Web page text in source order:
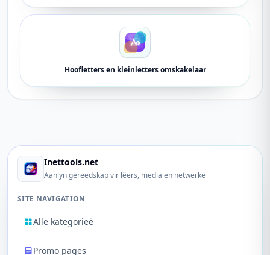
Hoofletters en kleinletters omskakelaar
Inettools.net
Aanlyn gereedskap vir lêers, media en netwerke
SITE NAVIGATION
Alle kategorieë
Promo pages